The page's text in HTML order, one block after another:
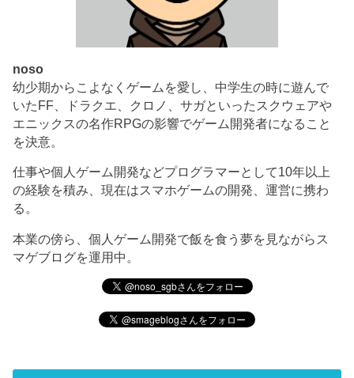
noso
幼少期からこよなくゲームを愛し、中学生の時に遊んで
いたFF、ドラクエ、クロノ、サガといったスクウェアや
エニックスの名作RPGの影響でゲーム開発者になること
を決意。
仕事や個人ゲーム開発などプログラマーとして10年以上
の経験を積み、現在はスマホゲームの開発、運営に携わ
る。
本業の傍ら、個人ゲーム開発で飯を食う夢を見ながらス
マゲブログを運用中。